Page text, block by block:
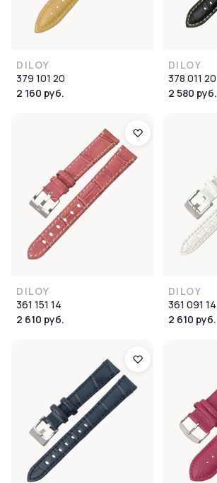
DILOY
379 101 20
2 160 руб.
DILOY
378 011 20
2 580 руб.
DILOY
361 151 14
2 610 руб.
DILOY
361 091 14
2 610 руб.